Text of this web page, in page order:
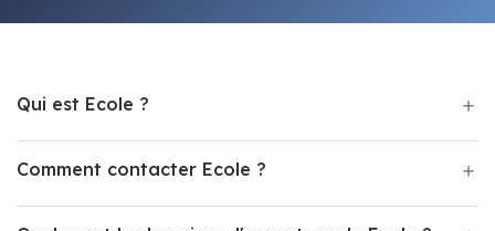
Qui est Ecole ?
Comment contacter Ecole ?